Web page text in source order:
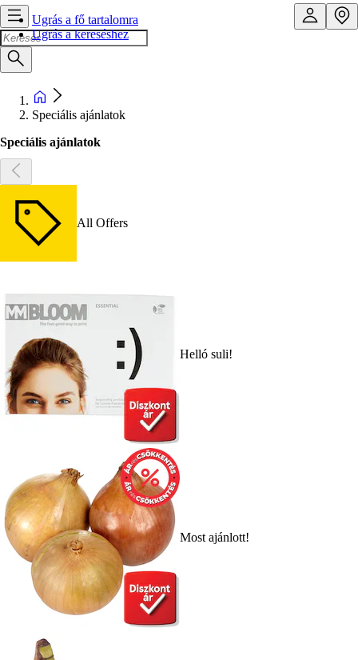
Ugrás a fő tartalomra
Ugrás a kereséshez
Speciális ajánlatok
Speciális ajánlatok
All Offers
Helló suli!
Most ajánlott!